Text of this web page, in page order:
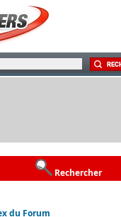
Rechercher
du Forum